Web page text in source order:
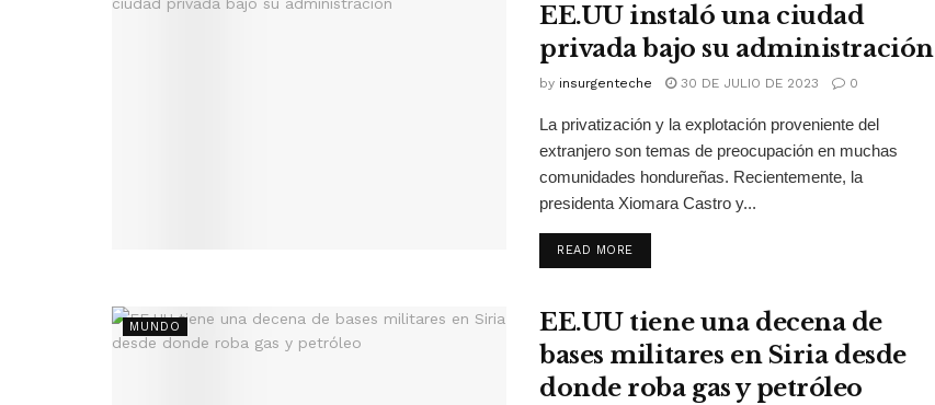
EE.UU instaló una ciudad
privada bajo su administración
by insurgenteche 30 DE JULIO DE 2023 0
La privatización y la explotación proveniente del
extranjero son temas de preocupación en muchas
comunidades hondureñas. Recientemente, la
presidenta Xiomara Castro y...
READ MORE
MUNDO
EE.UU tiene una decena de
bases militares en Siria desde
donde roba gas y petróleo